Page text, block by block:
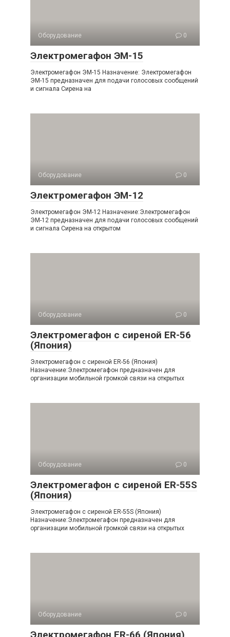
Оборудование 0
Электромегафон ЭМ-15
Электромегафон ЭМ-15 Назначение: Электромегафон
ЭМ-15 предназначен для подачи голосовых сообщений
и сигнала Сирена на
Оборудование 0
Электромегафон ЭМ-12
Электромегафон ЭМ-12 Назначение:Электромегафон
ЭМ-12 предназначен для подачи голосовых сообщений
и сигнала Сирена на открытом
Оборудование 0
Электромегафон с сиреной ER-56
(Япония)
Электромегафон с сиреной ER-56 (Япония)
Назначение:Электромегафон предназначен для
организации мобильной громкой связи на открытых
Оборудование 0
Электромегафон с сиреной ER-55S
(Япония)
Электромегафон с сиреной ER-55S (Япония)
Назначение:Электромегафон предназначен для
организации мобильной громкой связи на открытых
Оборудование 0